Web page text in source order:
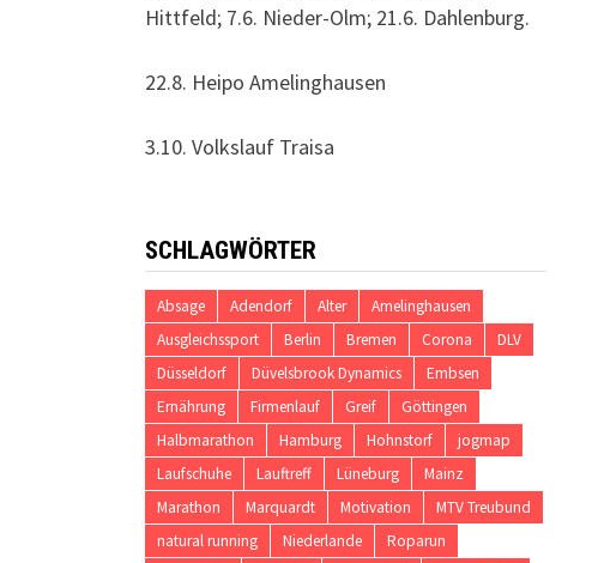
Hittfeld; 7.6. Nieder-Olm; 21.6. Dahlenburg.
22.8. Heipo Amelinghausen
3.10. Volkslauf Traisa
SCHLAGWÖRTER
Absage Adendorf Alter
Amelinghausen
Ausgleichssport
Berlin Bremen Corona
DLV
Düsseldorf
Düvelsbrook Dynamics
Embsen
Ernährung
Firmenlauf Greif
Göttingen
Halbmarathon
Hamburg Hohnstorf
jogmap
Laufschuhe
Lauftreff Lüneburg
Mainz
Marathon
Marquardt Motivation
MTV Treubund
natural running
Niederlande
Roparun